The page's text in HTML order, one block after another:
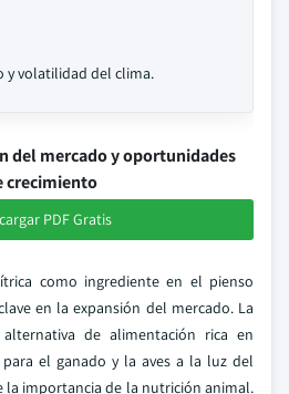
y volatilidad del clima.
del mercado y oportunidades
crecimiento
PDF Gratis
como ingrediente en el pienso
en la expansión del mercado. La
de alimentación rica en
el ganado y la aves a la luz del
la importancia de la nutrición animal.